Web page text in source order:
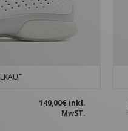
140,00€ inkl.
MwST.